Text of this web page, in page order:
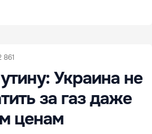
861
Украина не
за газ даже
ценам